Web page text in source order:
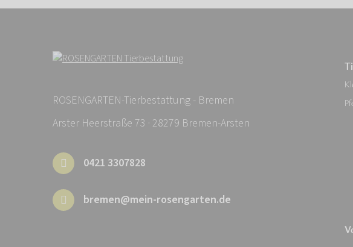
ROSENGARTEN-Tierbestattung - Bremen
Arster Heerstraße 73 · 28279 Bremen-Arsten
0421 3307828
bremen@mein-rosengarten.de